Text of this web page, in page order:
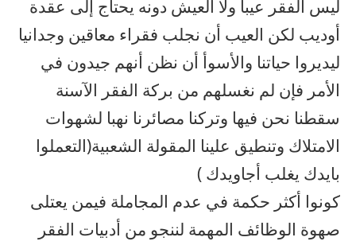
ليس الفقر عيبا ولا العيش دونه يحتاج إلى عقدة
أوديب لكن العيب أن نجلب فقراء معاقين وجدانيا
ليديروا حياتنا والأسوأ أن نظن أنهم جيدون في
الأمر فإن لم نغسلهم من بركة الفقر الآسنة
سقطنا نحن فيها وتركنا مصائرنا نهبا لشهوات
الامتلاك وتنطيق علينا المقولة الشعبية(التعملوا
بايدك يغلب أجاويدك )
كونوا أكثر حكمة في عدم المجاملة فيمن يعتلى
صهوة الوظائف المهمة لننجو من أدبيات الفقر